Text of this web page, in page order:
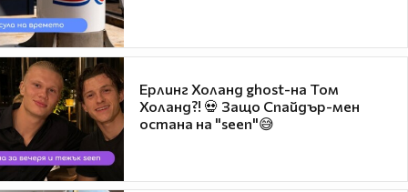
Ерлинг Холанд ghost-на Том
Холанд?! 💀 Защо Спайдър-мен
остана на "seen"😅